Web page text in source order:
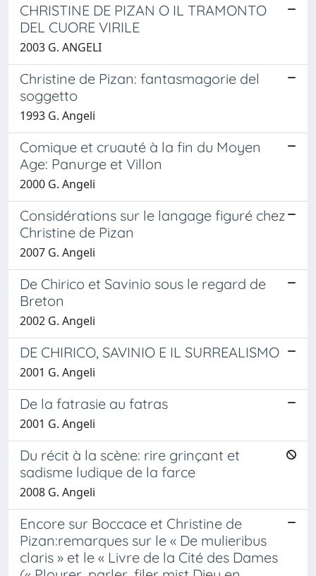
CHRISTINE DE PIZAN O IL TRAMONTO
DEL CUORE VIRILE
2003 G. ANGELI
Christine de Pizan: fantasmagorie del
soggetto
1993 G. Angeli
Comique et cruauté à la fin du Moyen
Age: Panurge et Villon
2000 G. Angeli
Considérations sur le langage figuré chez
Christine de Pizan
2007 G. Angeli
De Chirico et Savinio sous le regard de
Breton
2002 G. Angeli
DE CHIRICO, SAVINIO E IL SURREALISMO
2001 G. Angeli
De la fatrasie au fatras
2001 G. Angeli
Du récit à la scène: rire grinçant et
sadisme ludique de la farce
2008 G. Angeli
Encore sur Boccace et Christine de
Pizan:remarques sur le « De mulieribus
claris » et le « Livre de la Cité des Dames